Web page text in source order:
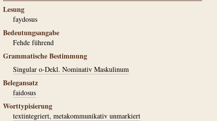
Lesung
faydosus
Bedeutungsangabe
Fehde führend
Grammatische Bestimmung
Singular o-Dekl. Nominativ Maskulinum
Belegansatz
faidosus
Worttypisierung
textintegriert, metakommunikativ unmarkiert